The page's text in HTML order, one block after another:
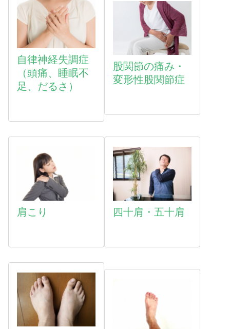
自律神経失調症
（頭痛、睡眠不
足、だるさ）
股関節の痛み・
変形性股関節症
肩こり 四十肩・五十肩